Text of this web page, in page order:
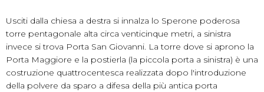
Usciti dalla chiesa a destra si innalza lo Sperone poderosa
torre pentagonale alta circa venticinque metri, a sinistra
invece si trova Porta San Giovanni. La torre dove si aprono la
Porta Maggiore e la postierla (la piccola porta a sinistra) è una
costruzione quattrocentesca realizzata dopo l'introduzione
della polvere da sparo a difesa della più antica porta